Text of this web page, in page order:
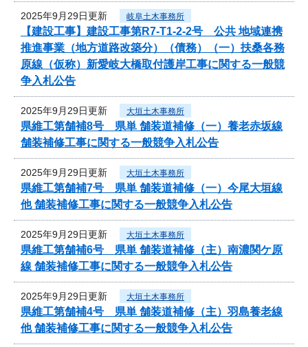
2025年9月29日更新 岐阜土木事務所
【建設工事】建設工事第R7-T1-2-2号 公共 地域連携
推進事業（地方道路改築分）（債務）（一）扶桑各務
原線（仮称）新愛岐大橋取付護岸工事に関する一般競
争入札公告
2025年9月29日更新 大垣土木事務所
県維工第舗補8号 県単 舗装道補修（一）養老赤坂線
舗装補修工事に関する一般競争入札公告
2025年9月29日更新 大垣土木事務所
県維工第舗補7号 県単 舗装道補修（一）今尾大垣線
他 舗装補修工事に関する一般競争入札公告
2025年9月29日更新 大垣土木事務所
県維工第舗補6号 県単 舗装道補修（主）南濃関ケ原
線 舗装補修工事に関する一般競争入札公告
2025年9月29日更新 大垣土木事務所
県維工第舗補4号 県単 舗装道補修（主）羽島養老線
他 舗装補修工事に関する一般競争入札公告